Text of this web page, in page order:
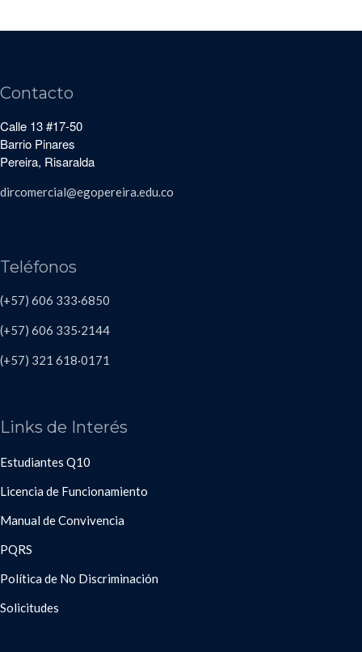
Contacto
Calle 13 #17-50
Barrio Pinares
Pereira, Risaralda
dircomercial@egopereira.edu.co
Teléfonos
(+57) 606 333·6850
(+57) 606 335·2144
(+57) 321 618·0171
Links de Interés
Estudiantes Q10
Licencia de Funcionamiento
Manual de Convivencia
PQRS
Política de No Discriminación
Solicitudes